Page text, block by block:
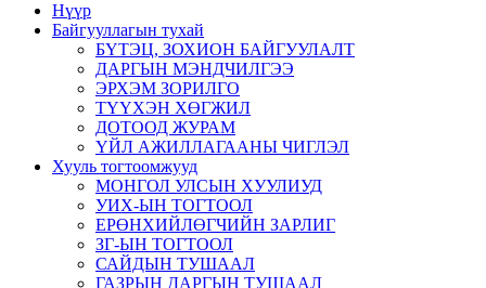
Нүүр
Байгууллагын тухай
БҮТЭЦ, ЗОХИОН БАЙГУУЛАЛТ
ДАРГЫН МЭНДЧИЛГЭЭ
ЭРХЭМ ЗОРИЛГО
ТҮҮХЭН ХӨГЖИЛ
ДОТООД ЖУРАМ
ҮЙЛ АЖИЛЛАГААНЫ ЧИГЛЭЛ
Хууль тогтоомжууд
МОНГОЛ УЛСЫН ХУУЛИУД
УИХ-ЫН ТОГТООЛ
ЕРӨНХИЙЛӨГЧИЙН ЗАРЛИГ
ЗГ-ЫН ТОГТООЛ
САЙДЫН ТУШААЛ
ГАЗРЫН ДАРГЫН ТУШААЛ